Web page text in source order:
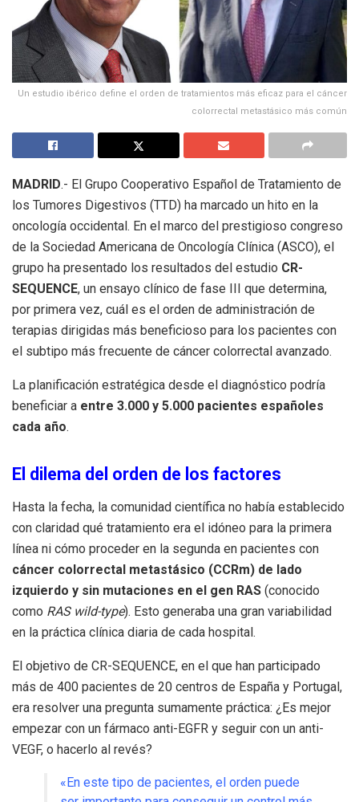
Un estudio ibérico define el orden de tratamientos más eficaz para el cáncer
colorrectal metastásico más común
MADRID.- El Grupo Cooperativo Español de Tratamiento de
los Tumores Digestivos (TTD) ha marcado un hito en la
oncología occidental. En el marco del prestigioso congreso
de la Sociedad Americana de Oncología Clínica (ASCO), el
grupo ha presentado los resultados del estudio CR-
SEQUENCE, un ensayo clínico de fase III que determina,
por primera vez, cuál es el orden de administración de
terapias dirigidas más beneficioso para los pacientes con
el subtipo más frecuente de cáncer colorrectal avanzado.
La planificación estratégica desde el diagnóstico podría
beneficiar a entre 3.000 y 5.000 pacientes españoles
cada año.
El dilema del orden de los factores
Hasta la fecha, la comunidad científica no había establecido
con claridad qué tratamiento era el idóneo para la primera
línea ni cómo proceder en la segunda en pacientes con
cáncer colorrectal metastásico (CCRm) de lado
izquierdo y sin mutaciones en el gen RAS (conocido
como RAS wild-type). Esto generaba una gran variabilidad
en la práctica clínica diaria de cada hospital.
El objetivo de CR-SEQUENCE, en el que han participado
más de 400 pacientes de 20 centros de España y Portugal,
era resolver una pregunta sumamente práctica: ¿Es mejor
empezar con un fármaco anti-EGFR y seguir con un anti-
VEGF, o hacerlo al revés?
«En este tipo de pacientes, el orden puede